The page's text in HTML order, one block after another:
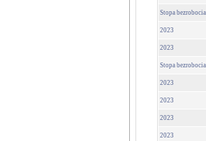
Stopa bezrobocia
2023
2023
Stopa bezrobocia
2023
2023
2023
2023